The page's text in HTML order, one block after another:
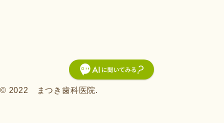
© 2022 まつき歯科医院.